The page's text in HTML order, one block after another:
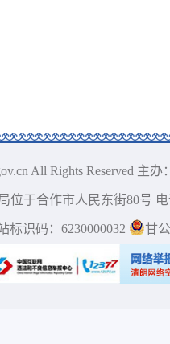
All Rights Reserved
于合作市人民东街80号
标识码：6230000032 甘